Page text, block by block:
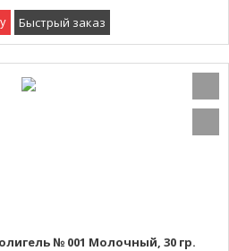
Быстрый заказ
№ 001 Молочный, 30 гр.